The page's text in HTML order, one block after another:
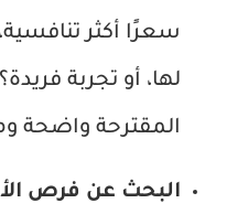
سعرًا أكثر
لها، أو تجربة
المقترحة واضحة
البحث عن فرص